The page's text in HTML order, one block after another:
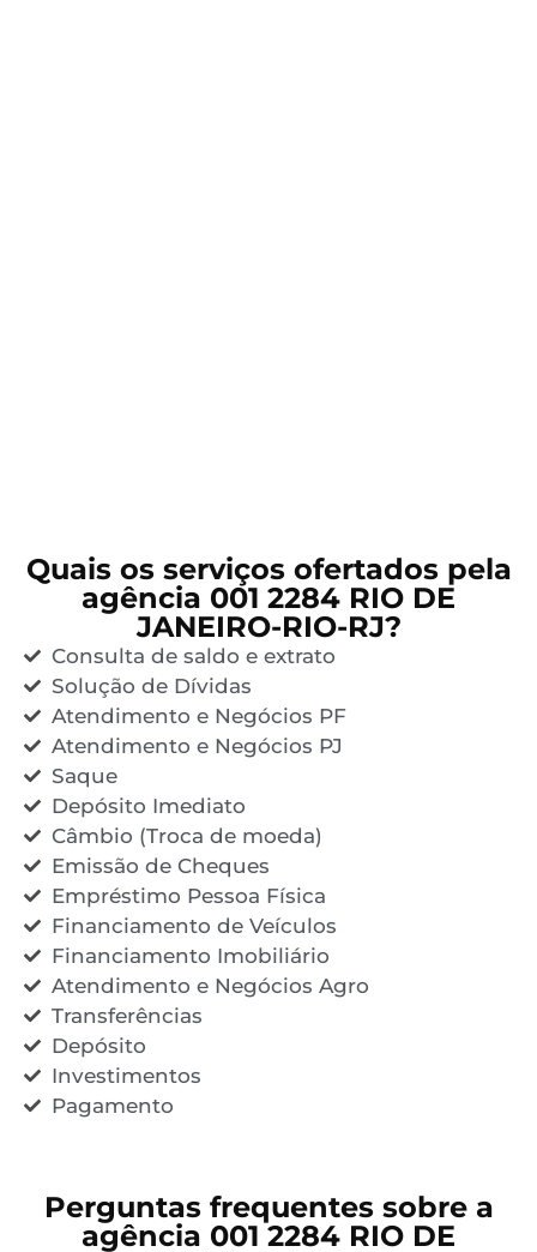
Quais os serviços ofertados pela
agência 001 2284 RIO DE
JANEIRO-RIO-RJ?
Consulta de saldo e extrato
Solução de Dívidas
Atendimento e Negócios PF
Atendimento e Negócios PJ
Saque
Depósito Imediato
Câmbio (Troca de moeda)
Emissão de Cheques
Empréstimo Pessoa Física
Financiamento de Veículos
Financiamento Imobiliário
Atendimento e Negócios Agro
Transferências
Depósito
Investimentos
Pagamento
Perguntas frequentes sobre a
agência 001 2284 RIO DE